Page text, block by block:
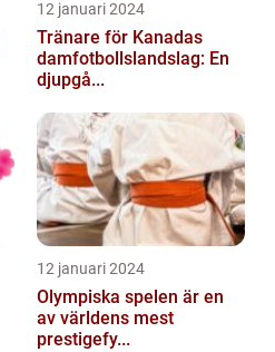
12 januari 2024
Tränare för Kanadas
damfotbollslandslag: En
djupgå...
12 januari 2024
Olympiska spelen är en
av världens mest
prestigefy...